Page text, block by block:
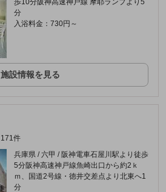
分
入浴料金：730円～
施設情報を見る
171件
兵庫県 / 六甲 / 阪神電車石屋川駅より徒歩
5分阪神高速神戸線魚崎出口から約2ｋ
ｍ、国道2号線・徳井交差点より北東へ1
分